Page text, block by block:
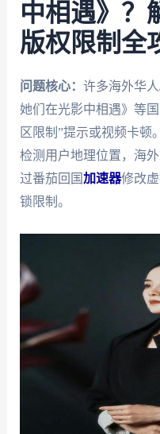
中相遇》？
版权限制全
问题核心： 许多海外华
她们在光影中相遇》等
区限制”提示或视频卡顿。
检测用户地理位置，海外
过番茄回国加速器修改
锁限制。